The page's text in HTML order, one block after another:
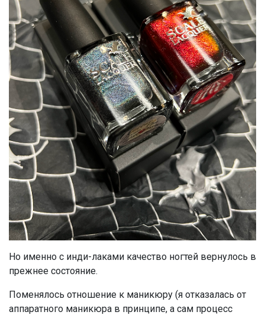
Но именно с инди-лаками качество ногтей вернулось в
прежнее состояние.
Поменялось отношение к маникюру (я отказалась от
аппаратного маникюра в принципе, а сам процесс